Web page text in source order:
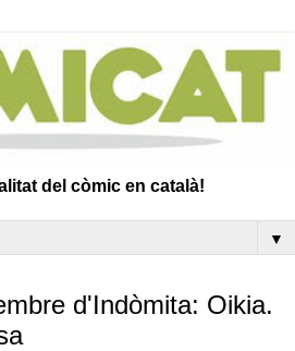
del còmic en català!
▼
d'Indòmita: Oikia.